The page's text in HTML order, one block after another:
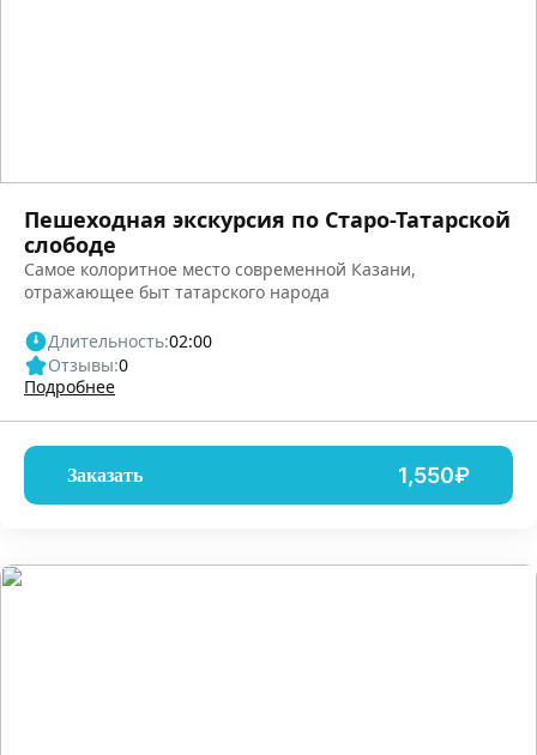
Пешеходная экскурсия по Старо-Татарской
слободе
Самое колоритное место современной Казани,
отражающее быт татарского народа
Длительность:02:00
Отзывы:0
Подробнее
Заказать 1,550₽